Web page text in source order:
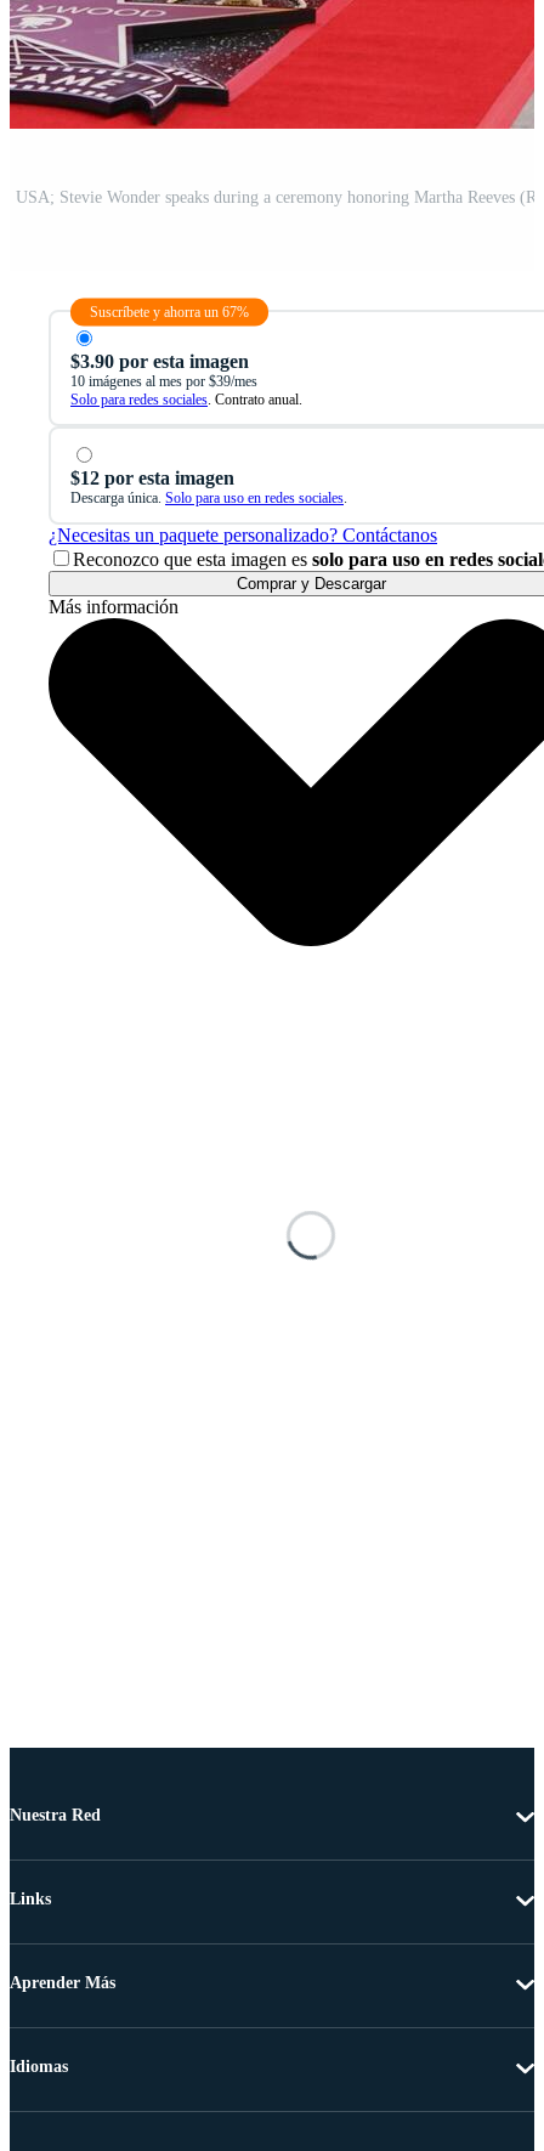
Suscríbete y ahorra un 67%
$3.90 por esta imagen
10 imágenes al mes por $39/mes
Solo para redes sociales . Contrato anual.
$12 por esta imagen
Descarga única. Solo para uso en redes sociales
¿Necesitas un paquete personalizado? Contáctanos
Reconozco que esta imagen es solo para uso en redes
Comprar y Descargar
Más información
Nuestra Red
Links
Aprender Más
Idiomas